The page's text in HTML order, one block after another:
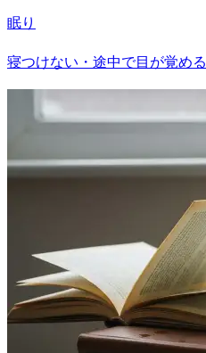
眠り
寝つけない・途中で目が覚める